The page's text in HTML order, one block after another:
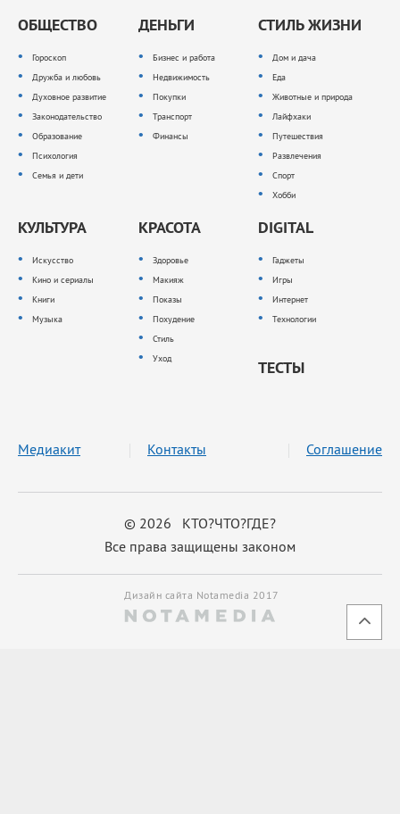
ОБЩЕСТВО
Гороскоп
Дружба и любовь
Духовное развитие
Законодательство
Образование
Психология
Семья и дети
ДЕНЬГИ
Бизнес и работа
Недвижимость
Покупки
Транспорт
Финансы
СТИЛЬ ЖИЗНИ
Дом и дача
Еда
Животные и природа
Лайфхаки
Путешествия
Развлечения
Спорт
Хобби
КУЛЬТУРА
Искусство
Кино и сериалы
Книги
Музыка
КРАСОТА
Здоровье
Макияж
Показы
Похудение
Стиль
Уход
DIGITAL
Гаджеты
Игры
Интернет
Технологии
ТЕСТЫ
© 2026 КТО?ЧТО?ГДЕ?
Все права защищены законом
Медиакит Контакты Соглашение
Дизайн сайта Notamedia 2017